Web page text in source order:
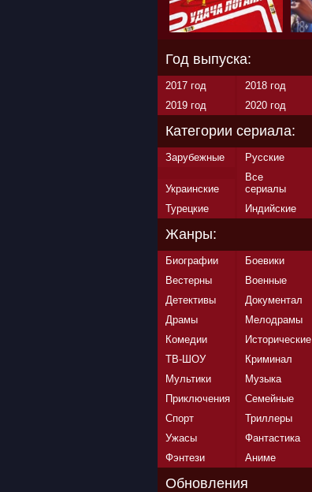
Год выпуска:
2017 год
2018 год
2019 год
2020 год
Категории сериала:
Зарубежные Русские
Украинские
Все
сериалы
Турецкие
Индийские
Жанры:
Биографии
Боевики
Вестерны
Военные
Детективы
Документал
Драмы
Мелодрамы
Комедии
Исторические
ТВ-ШОУ
Криминал
Мультики
Музыка
Приключения
Семейные
Спорт
Триллеры
Ужасы
Фантастика
Фэнтези
Аниме
Обновления